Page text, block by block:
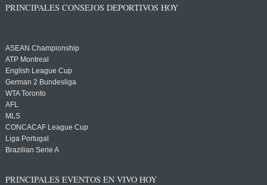
PRINCIPALES CONSEJOS DEPORTIVOS HOY
ASEAN Championship
ATP Montreal
English League Cup
German 2 Bundesliga
WTA Toronto
AFL
MLS
CONCACAF League Cup
Liga Portugal
Brazilian Serie A
PRINCIPALES EVENTOS EN VIVO HOY